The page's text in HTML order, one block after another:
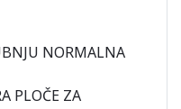
NORMALNA
PLOČE ZA